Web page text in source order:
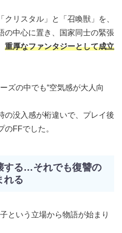
クリスタル」と「召喚獣」を、
の中心に置き、国家同士の緊張
重厚なファンタジーとして成立
ズの中でも“空気感が大人向
の没入感が桁違いで、プレイ後
のFFでした。
する…それでも復讐の
れる
という立場から物語が始まり